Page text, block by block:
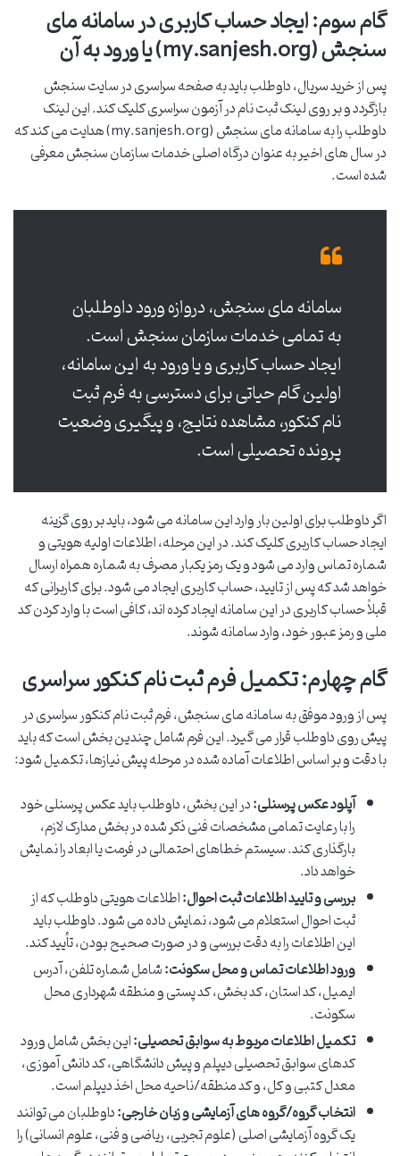
گام سوم: ایجاد حساب کاربری در سامانه مای
سنجش (my.sanjesh.org) یا ورود به آن
پس از خرید سریال، داوطلب باید به صفحه سراسری در سایت سنجش
بازگردد و بر روی لینک ثبت نام در آزمون سراسری کلیک کند. این لینک
داوطلب را به سامانه مای سنجش (my.sanjesh.org) هدایت می کند که
در سال های اخیر به عنوان درگاه اصلی خدمات سازمان سنجش معرفی
شده است.
سامانه مای سنجش، دروازه ورود داوطلبان
به تمامی خدمات سازمان سنجش است.
ایجاد حساب کاربری و یا ورود به این سامانه،
اولین گام حیاتی برای دسترسی به فرم ثبت
نام کنکور، مشاهده نتایج، و پیگیری وضعیت
پرونده تحصیلی است.
اگر داوطلب برای اولین بار وارد این سامانه می شود، باید بر روی گزینه
ایجاد حساب کاربری کلیک کند. در این مرحله، اطلاعات اولیه هویتی و
شماره تماس وارد می شود و یک رمز یکبار مصرف به شماره همراه ارسال
خواهد شد که پس از تایید، حساب کاربری ایجاد می شود. برای کاربرانی که
قبلاً حساب کاربری در این سامانه ایجاد کرده اند، کافی است با وارد کردن کد
ملی و رمز عبور خود، وارد سامانه شوند.
گام چهارم: تکمیل فرم ثبت نام کنکور سراسری
پس از ورود موفق به سامانه مای سنجش، فرم ثبت نام کنکور سراسری در
پیش روی داوطلب قرار می گیرد. این فرم شامل چندین بخش است که باید
با دقت و بر اساس اطلاعات آماده شده در مرحله پیش نیازها، تکمیل شود:
آپلود عکس پرسنلی:در این بخش، داوطلب باید عکس پرسنلی خود
را با رعایت تمامی مشخصات فنی ذکر شده در بخش مدارک لازم،
بارگذاری کند. سیستم خطاهای احتمالی در فرمت یا ابعاد را نمایش
خواهد داد.
بررسی و تایید اطلاعات ثبت احوال:اطلاعات هویتی داوطلب که از
ثبت احوال استعلام می شود، نمایش داده می شود. داوطلب باید
این اطلاعات را به دقت بررسی و در صورت صحیح بودن، تأیید کند.
ورود اطلاعات تماس و محل سکونت:شامل شماره تلفن، آدرس
ایمیل، کد استان، کد بخش، کد پستی و منطقه شهرداری محل
سکونت.
تکمیل اطلاعات مربوط به سوابق تحصیلی:این بخش شامل ورود
کدهای سوابق تحصیلی دیپلم و پیش دانشگاهی، کد دانش آموزی،
معدل کتبی و کل، و کد منطقه/ناحیه محل اخذ دیپلم است.
انتخاب گروه/گروه های آزمایشی و زبان خارجی:داوطلبان می توانند
یک گروه آزمایشی اصلی (علوم تجربی، ریاضی و فنی، علوم انسانی) را